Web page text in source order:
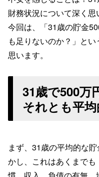
財務状況について深く思
今回は、「31歳の貯金
も足りないのか？」と
思います。
31歳で500万
それとも平均
まず、31歳の平均的な
かし、これはあくまで